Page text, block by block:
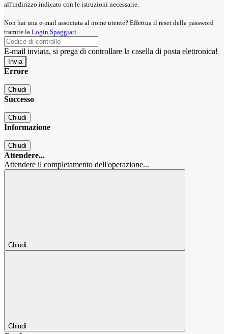
all'indirizzo indicato con le istruzioni necessarie.
Non hai una e-mail associata al nome utente? Effettua il reset della password
tramite la Login Spaggiari
E-mail inviata, si prega di controllare la casella di posta elettronica!
Errore
Chiudi
Successo
Chiudi
Informazione
Chiudi
Attendere...
Attendere il completamento dell'operazione...
Chiudi
Chiudi